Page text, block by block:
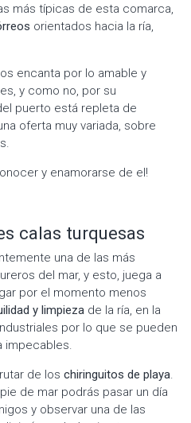
más típicas de esta comarca,
orientados hacia la ría,
encanta por lo amable y
y como no, por su
puerto está repleta de
oferta muy variada, sobre
y enamorarse de el!
calas turquesas
una de las más
del mar, y esto, juega a
por el momento menos
y limpieza de la ría, en la
por lo que se pueden
impecables.
de loschiringuitos de playa.
de mar podrás pasar un día
y observar una de las